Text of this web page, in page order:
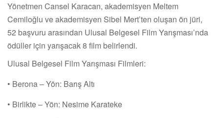
Yönetmen Cansel Karacan, akademisyen Meltem
Cemiloğlu ve akademisyen Sibel Mert’ten oluşan ön jüri,
52 başvuru arasından Ulusal Belgesel Film Yarışması’nda
ödüller için yarışacak 8 film belirlendi.
Ulusal Belgesel Film Yarışması Filmleri:
• Berona – Yön: Barış Altı
• Birlikte – Yön: Nesime Karateke